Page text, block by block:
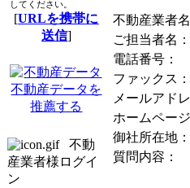
してください。
[URLを携帯に
送信]
不動産データを
推薦する
不動
産業者様ログイ
ン
不動産業者名
ご担当者名：
電話番号：
ファックス：
メールアドレ
ホームペー
御社所在地：
質問内容：